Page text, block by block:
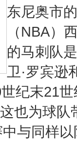
东尼奥市
（NBA）
的马刺队
卫·罗宾逊
纪末21
也为球
与同样